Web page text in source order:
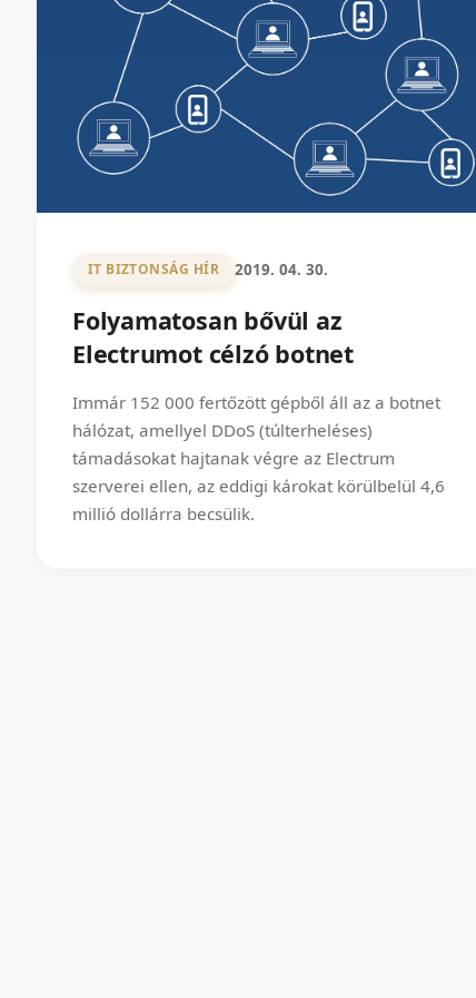
IT BIZTONSÁG HÍR 2019. 04. 30.
Folyamatosan bővül az
Electrumot célzó botnet
Immár 152 000 fertőzött gépből áll az a botnet
hálózat, amellyel DDoS (túlterheléses)
támadásokat hajtanak végre az Electrum
szerverei ellen, az eddigi károkat körülbelül 4,6
millió dollárra becsülik.